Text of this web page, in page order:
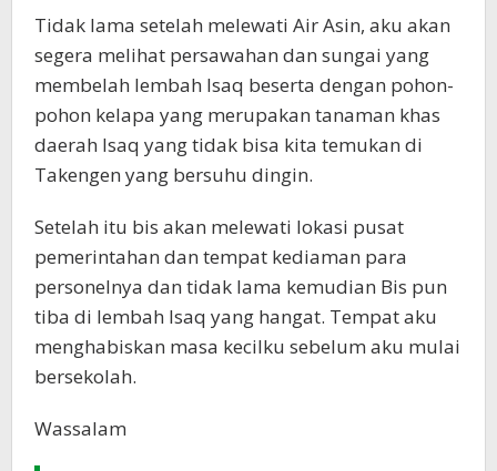
Tidak lama setelah melewati Air Asin, aku akan
segera melihat persawahan dan sungai yang
membelah lembah Isaq beserta dengan pohon-
pohon kelapa yang merupakan tanaman khas
daerah Isaq yang tidak bisa kita temukan di
Takengen yang bersuhu dingin.
Setelah itu bis akan melewati lokasi pusat
pemerintahan dan tempat kediaman para
personelnya dan tidak lama kemudian Bis pun
tiba di lembah Isaq yang hangat. Tempat aku
menghabiskan masa kecilku sebelum aku mulai
bersekolah.
Wassalam